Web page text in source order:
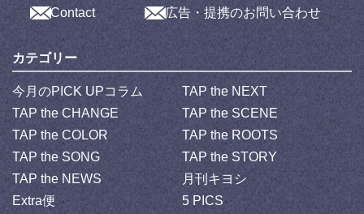
Contact 広告・提携のお問い合わせ
カテゴリー
今月のPICK UPコラム
TAP the NEXT
TAP the CHANGE
TAP the SCENE
TAP the COLOR
TAP the ROOTS
TAP the SONG
TAP the STORY
TAP the NEWS
月刊キヨシ
Extra便
5 PICS